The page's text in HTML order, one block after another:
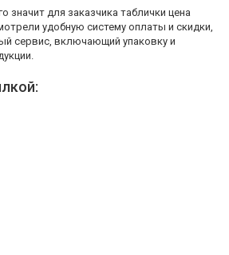
значит для заказчика таблички цена
удобную систему оплаты и скидки,
сервис, включающий упаковку и